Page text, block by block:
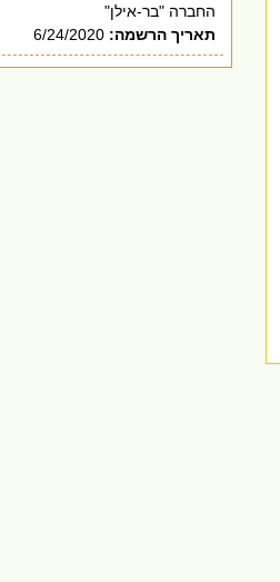
החברה "בר-אילן"
תאריך הרשמה: 6/24/2020